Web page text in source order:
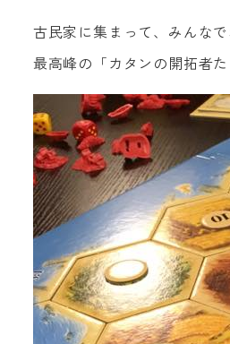
古民家に集まって、みんな
最高峰の「カタンの開拓者